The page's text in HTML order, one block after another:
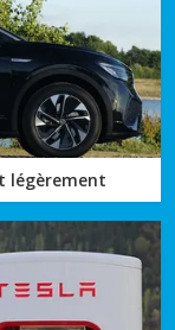
légèrement